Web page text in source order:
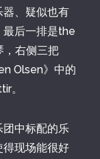
、疑似也有
最后一排是the
，右侧三把
Olsen》中的
。
团中标配的乐
现场能很好